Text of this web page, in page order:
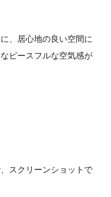
、居心地の良い空間に
ピースフルな空気感が
スクリーンショットで